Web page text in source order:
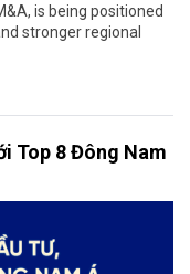
is being positioned
stronger regional
Top 8 Đông Nam